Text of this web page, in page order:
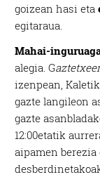
goizean hasi eta
egitaraua.
Mahai-
alegia. G
izenpean,
gazte langileon
gazte
12:00etatik
aipamen berezia